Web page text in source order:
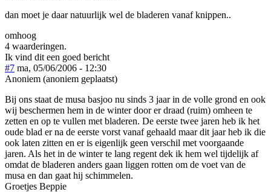
dan moet je daar natuurlijk wel de bladeren vanaf knippen..
omhoog
4 waarderingen.
Ik vind dit een goed bericht
#7 ma, 05/06/2006 - 12:30
Anoniem (anoniem geplaatst)
Bij ons staat de musa basjoo nu sinds 3 jaar in de volle grond en ook
wij beschermen hem in de winter door er draad (ruim) omheen te
zetten en op te vullen met bladeren. De eerste twee jaren heb ik het
oude blad er na de eerste vorst vanaf gehaald maar dit jaar heb ik die
ook laten zitten en er is eigenlijk geen verschil met voorgaande
jaren. Als het in de winter te lang regent dek ik hem wel tijdelijk af
omdat de bladeren anders gaan liggen rotten om de voet van de
musa en dan gaat hij schimmelen.
Groetjes Beppie